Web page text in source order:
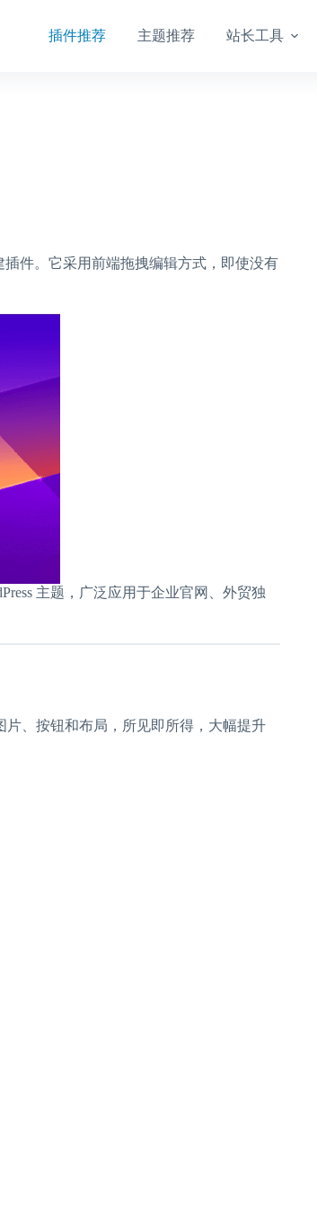
插件推荐 主题推荐 站长工具
插件。它采用前端拖拽编辑方式，即使没有
主题，广泛应用于企业官网、外贸独
、按钮和布局，所见即所得，大幅提升